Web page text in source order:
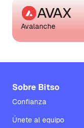
AVAX
Avalanche
Sobre Bitso
Confianza
Únete al equipo